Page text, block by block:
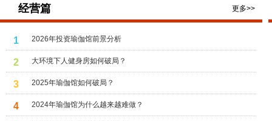
经营篇 更多>>
1 2026年投资瑜伽馆前景分析
2 大环境下人健身房如何破局？
3 2025年瑜伽馆如何破局？
4 2024年瑜伽馆为什么越来越难做？